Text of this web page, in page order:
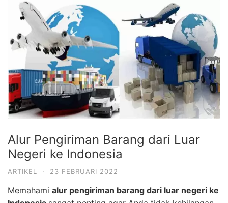
Alur Pengiriman Barang dari Luar
Negeri ke Indonesia
ARTIKEL · 23 FEBRUARI 2022
Memahami alur pengiriman barang dari luar negeri ke